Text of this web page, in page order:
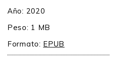
Año: 2020
Peso: 1 MB
Formato: EPUB